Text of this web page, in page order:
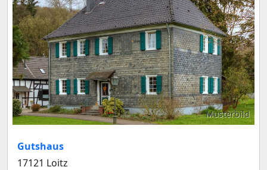
Musterbild
Gutshaus
17121 Loitz